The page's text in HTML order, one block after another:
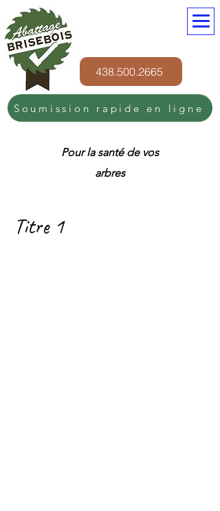
438.500.2665
Soumission rapide en ligne
Pour la santé de vos
arbres
Titre 1